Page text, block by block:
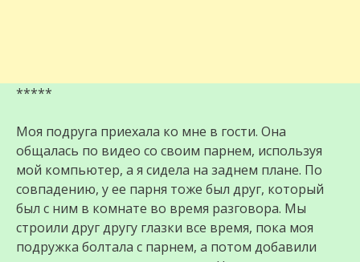
*****
Моя подруга приехала ко мне в гости. Она
общалась по видео со своим парнем, используя
мой компьютер, а я сидела на заднем плане. По
совпадению, у ее парня тоже был друг, который
был с ним в комнате во время разговора. Мы
строили друг другу глазки все время, пока моя
подружка болтала с парнем, а потом добавили